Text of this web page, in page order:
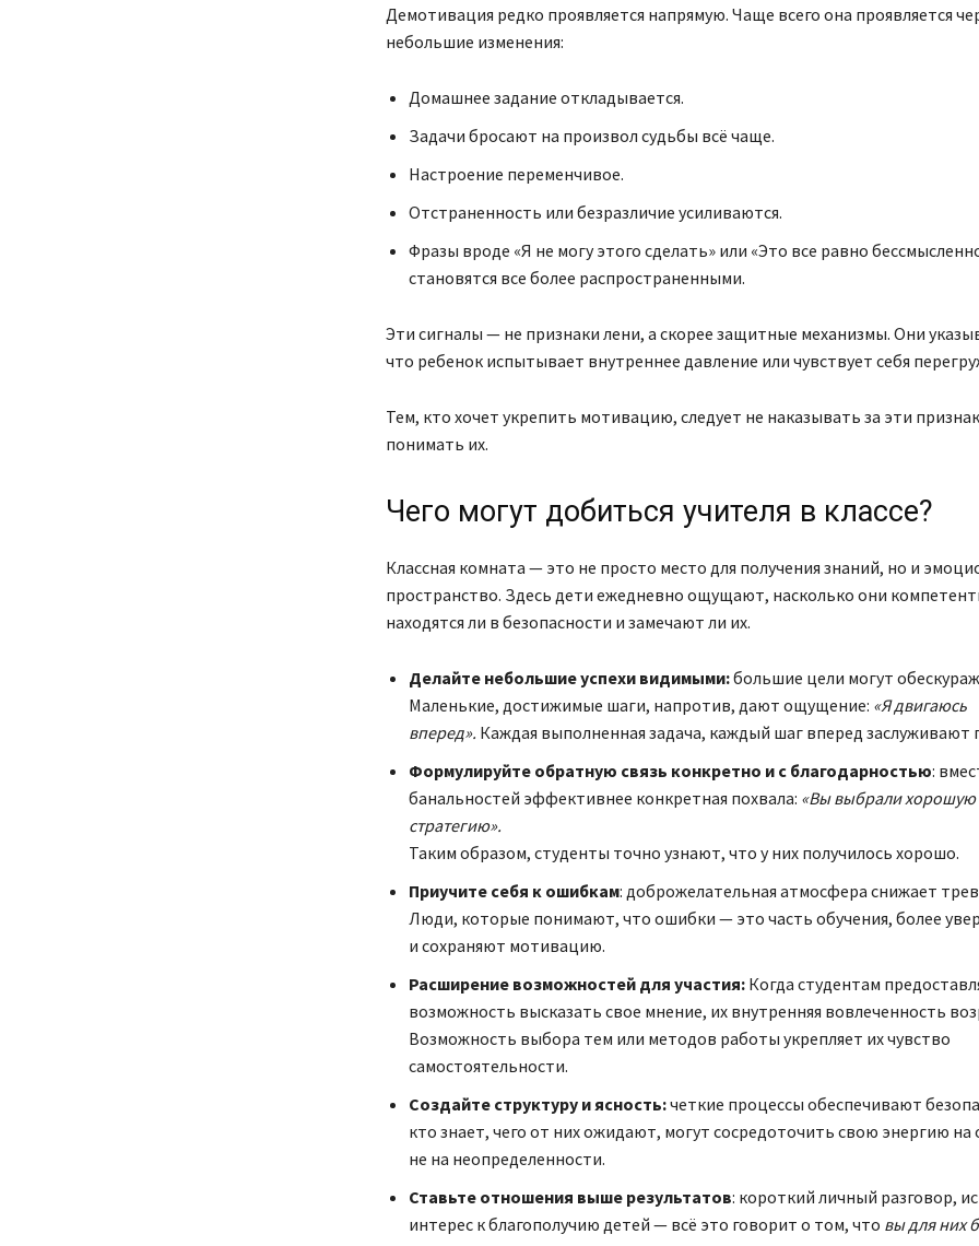
Демотивация редко проявляется напрямую. Чаще всего она проявляется
небольшие изменения:
Домашнее задание откладывается.
Задачи бросают на произвол судьбы всё чаще.
Настроение переменчивое.
Отстраненность или безразличие усиливаются.
Фразы вроде «Я не могу этого сделать» или «Это все равно
становятся все более распространенными.
Эти сигналы — не признаки лени, а скорее защитные механизмы. Они
что ребенок испытывает внутреннее давление или чувствует себя
Тем, кто хочет укрепить мотивацию, следует не наказывать за эти
понимать их.
Чего могут добиться учителя в классе?
Классная комната — это не просто место для получения знаний, но и
пространство. Здесь дети ежедневно ощущают, насколько они
находятся ли в безопасности и замечают ли их.
Делайте небольшие успехи видимыми:большие цели могут
Маленькие, достижимые шаги, напротив, дают ощущение: «Я двигаюсь
вперед». Каждая выполненная задача, каждый шаг вперед заслуживают
Формулируйте обратную связь конкретно и с благодарностью:
банальностей эффективнее конкретная похвала: «Вы выбрали хорошую
стратегию».
Таким образом, студенты точно узнают, что у них получилось хорошо.
Приучите себя к ошибкам: доброжелательная атмосфера снижает
Люди, которые понимают, что ошибки — это часть обучения, более
и сохраняют мотивацию.
Расширение возможностей для участия:Когда студентам
возможность высказать свое мнение, их внутренняя вовлеченность
Возможность выбора тем или методов работы укрепляет их чувство
самостоятельности.
Создайте структуру и ясность:четкие процессы обеспечивают
кто знает, чего от них ожидают, могут сосредоточить свою энергию на
не на неопределенности.
Ставьте отношения выше результатов: короткий личный разговор,
интерес к благополучию детей — всё это говорит о том, что вы для них